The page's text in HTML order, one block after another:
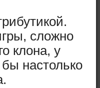
сложно
клона, у
настолько